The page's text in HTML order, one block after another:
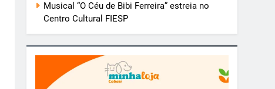
Musical “O Céu de Bibi Ferreira” estreia no
Centro Cultural FIESP